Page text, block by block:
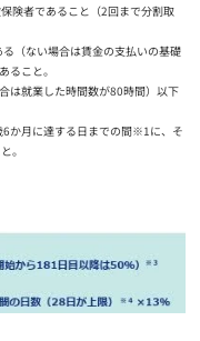
険者であること（2回まで分割取
（ない場合は賃金の支払いの基礎
ること。
は就業した時間数が80時間）以下
6か月に達する日までの間※1に、そ
。